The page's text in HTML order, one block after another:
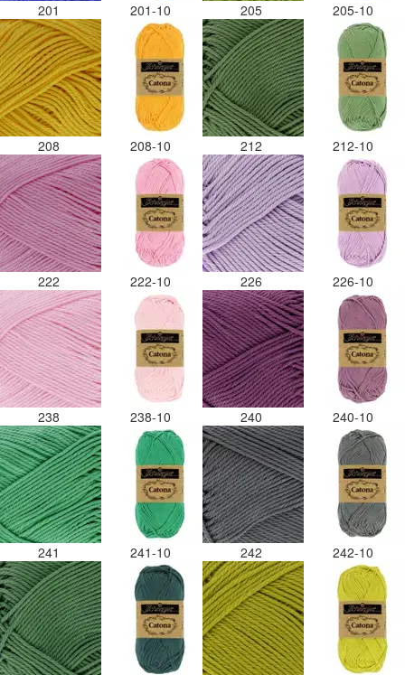
201 201-10 205 205-10
208 208-10 212 212-10
222 222-10 226 226-10
238 238-10 240 240-10
241 241-10 242 242-10